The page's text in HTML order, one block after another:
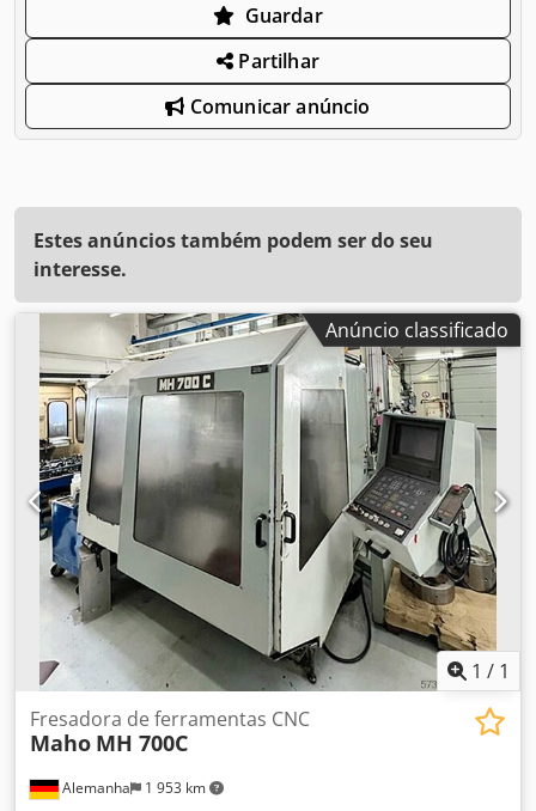
Guardar
Partilhar
Comunicar anúncio
Estes anúncios também podem ser do seu
interesse.
Anúncio classificado
1 / 1
Alemanha 1 953 km
Fresadora de ferramentas CNC
Maho MH 700C